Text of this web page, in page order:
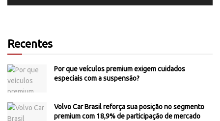
Recentes
Por que veículos premium exigem cuidados
especiais com a suspensão?
Volvo Car Brasil reforça sua posição no segmento
premium com 18,9% de participação de mercado